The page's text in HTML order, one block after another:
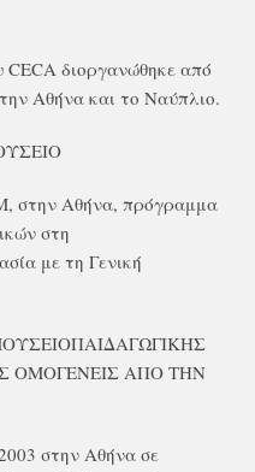
CECA διοργανώθηκε από
Αθήνα και το Ναύπλιο.
στην Αθήνα, πρόγραμμα
στη
με τη Γενική
ΟΜΟΓΕΝΕΙΣ ΑΠΟ ΤΗΝ
στην Αθήνα σε